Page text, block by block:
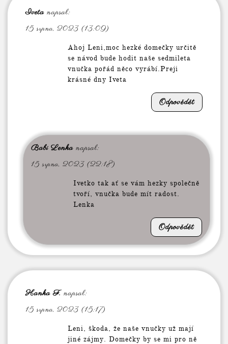
Iveta napsal:
15 srpna, 2023 (13:09)
Ahoj Leni,moc hezké domečky určitě
se návod bude hodit naše sedmileta
vnučka pořád něco vyrábí.Preji
krásné dny Iveta
Odpovědět
Babi Lenka napsal:
15 srpna, 2023 (22:18)
Ivetko tak ať se vám hezky společně
tvoří, vnučka bude mít radost.
Lenka
Odpovědět
Hanka F. napsal:
15 srpna, 2023 (15:17)
Leni, škoda, že naše vnučky už mají
jiné zájmy. Domečky by se mi pro ně